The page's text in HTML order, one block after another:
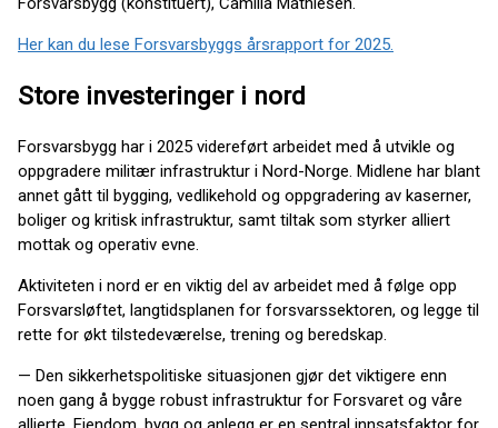
Her kan du lese Forsvarsbyggs årsrapport for 2025.
Store investeringer i nord
Forsvarsbygg har i 2025 videreført arbeidet med å utvikle og
oppgradere militær infrastruktur i Nord-Norge. Midlene har blant
annet gått til bygging, vedlikehold og oppgradering av kaserner,
boliger og kritisk infrastruktur, samt tiltak som styrker alliert
mottak og operativ evne.
Aktiviteten i nord er en viktig del av arbeidet med å følge opp
Forsvarsløftet, langtidsplanen for forsvarssektoren, og legge til
rette for økt tilstedeværelse, trening og beredskap.
— Den sikkerhetspolitiske situasjonen gjør det viktigere enn
noen gang å bygge robust infrastruktur for Forsvaret og våre